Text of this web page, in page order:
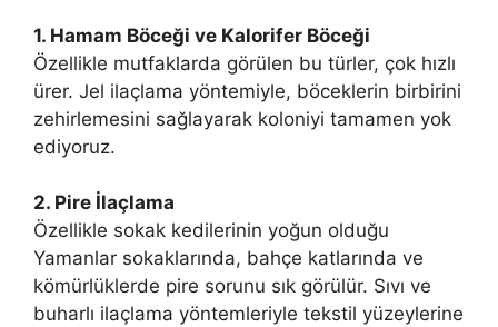
1. Hamam Böceği ve Kalorifer Böceği
Özellikle mutfaklarda görülen bu türler, çok hızlı
ürer. Jel ilaçlama yöntemiyle, böceklerin birbirini
zehirlemesini sağlayarak koloniyi tamamen yok
ediyoruz.
2. Pire İlaçlama
Özellikle sokak kedilerinin yoğun olduğu
Yamanlar sokaklarında, bahçe katlarında ve
kömürlüklerde pire sorunu sık görülür. Sıvı ve
buharlı ilaçlama yöntemleriyle tekstil yüzeylerine